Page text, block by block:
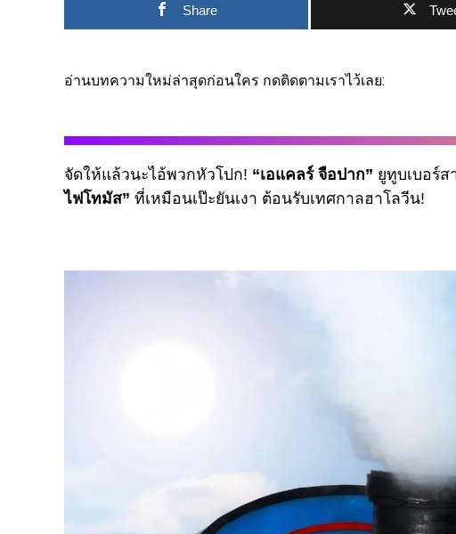
Share
อ่านบทความใหม่ล่าสุดก่อนใคร กดติดตามเราไว้เลย:
จัดให้แล้วนะไอ้พวกหัวโปก! “เอแคลร์ จือปาก” ยูทูบเบอร์ส
ไฟโทมัส” ที่เหมือนเป๊ะยันเงา ต้อนรับเทศกาลฮาโลวีน!